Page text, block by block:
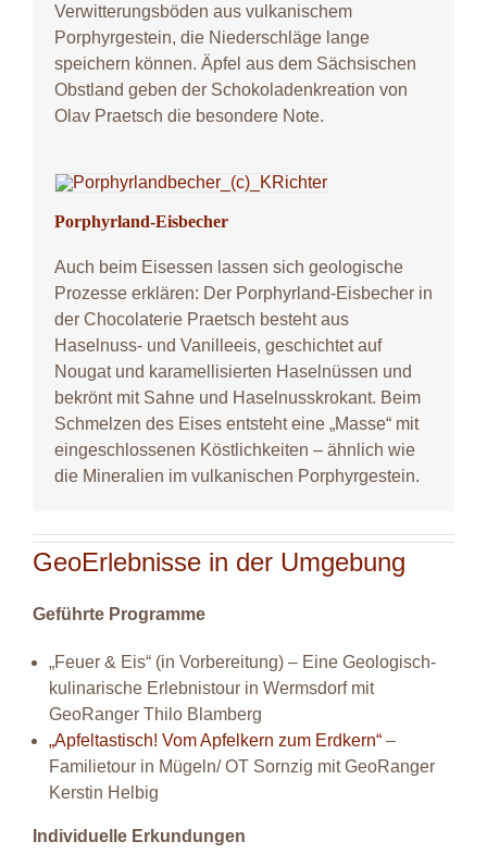
Verwitterungsböden aus vulkanischem
Porphyrgestein, die Niederschläge lange
speichern können. Äpfel aus dem Sächsischen
Obstland geben der Schokoladenkreation von
Olav Praetsch die besondere Note.
Porphyrland-Eisbecher
Auch beim Eisessen lassen sich geologische
Prozesse erklären: Der Porphyrland-Eisbecher in
der Chocolaterie Praetsch besteht aus
Haselnuss- und Vanilleeis, geschichtet auf
Nougat und karamellisierten Haselnüssen und
bekrönt mit Sahne und Haselnusskrokant. Beim
Schmelzen des Eises entsteht eine „Masse“ mit
eingeschlossenen Köstlichkeiten – ähnlich wie
die Mineralien im vulkanischen Porphyrgestein.
GeoErlebnisse in der Umgebung
Geführte Programme
„Feuer & Eis“ (in Vorbereitung) – Eine Geologisch-
kulinarische Erlebnistour in Wermsdorf mit
GeoRanger Thilo Blamberg
„Apfeltastisch! Vom Apfelkern zum Erdkern“ –
Familietour in Mügeln/ OT Sornzig mit GeoRanger
Kerstin Helbig
Individuelle Erkundungen